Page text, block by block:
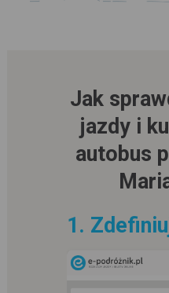
Jak
jazdy i
autobus
1.